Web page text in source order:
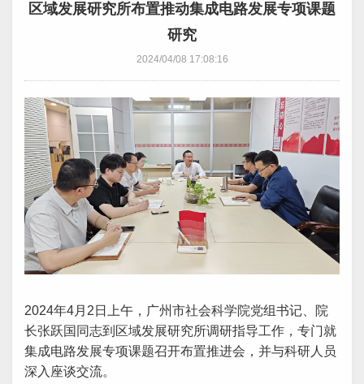
区域发展研究所布置推动集成电路发展专项课题
研究
2024/04/08 17:08:16
2024年4月2日上午，广州市社会科学院党组书记、院
长张跃国同志到区域发展研究所调研指导工作，专门就
集成电路发展专项课题召开布置推进会，并与科研人员
深入座谈交流。